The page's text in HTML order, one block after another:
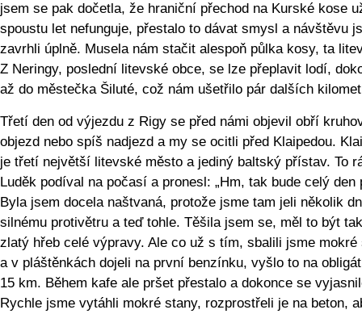
jsem se pak dočetla, že hraniční přechod na Kurské kose
spoustu let nefunguje, přestalo to dávat smysl a návštěvu
zavrhli úplně. Musela nám stačit alespoň půlka kosy, ta
Z Neringy, poslední litevské obce, se lze přeplavit lodí,
až do městečka Šiluté, což nám ušetřilo pár dalších
Třetí den od výjezdu z Rigy se před námi objevil obří
objezd nebo spíš nadjezd a my se ocitli před Klaipedou.
je třetí největší litevské město a jediný baltský přístav. To
Luděk podíval na počasí a pronesl: „Hm, tak bude celý den
Byla jsem docela naštvaná, protože jsme tam jeli několik
silnému protivětru a teď tohle. Těšila jsem se, měl to být
zlatý hřeb celé výpravy. Ale co už s tím, sbalili jsme mokré
a v pláštěnkách dojeli na první benzínku, vyšlo to na
15 km. Během kafe ale pršet přestalo a dokonce se
Rychle jsme vytáhli mokré stany, rozprostřeli je na beton,